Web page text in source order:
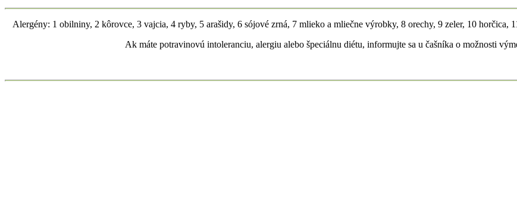
Alergény: 1 obilniny, 2 kôrovce, 3 vajcia, 4 ryby, 5 arašidy, 6 sójové zrná, 7 mlieko a mliečne výrobky, 8 orechy, 9 zeler, 10 horčica,
Ak máte potravinovú intoleranciu, alergiu alebo špeciálnu diétu, informujte sa u čašníka o možnosti